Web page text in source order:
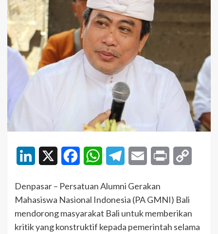
LinkedIn FacebookWhatsAppTelegramEmail Print
Denpasar – Persatuan Alumni Gerakan
Mahasiswa Nasional Indonesia (PA GMNI) Bali
mendorong masyarakat Bali untuk memberikan
kritik yang konstruktif kepada pemerintah selama